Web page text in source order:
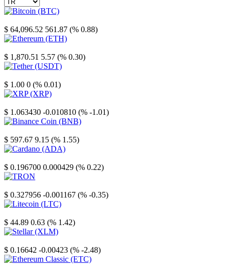
$ 64,096.52 561.87 (% 0.88)
$ 1,870.51 5.57 (% 0.30)
$ 1.00 0 (% 0.01)
$ 1.063430 -0.010810 (% -1.01)
$ 597.67 9.15 (% 1.55)
$ 0.196700 0.000429 (% 0.22)
$ 0.327956 -0.001167 (% -0.35)
$ 44.89 0.63 (% 1.42)
$ 0.16642 -0.00423 (% -2.48)